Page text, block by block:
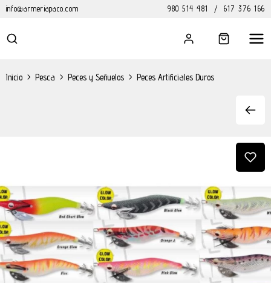
info@armeriapaco.com 980 514 481 / 617 376 166
Inicio > Pesca > Peces y Señuelos > Peces Artificiales Duros